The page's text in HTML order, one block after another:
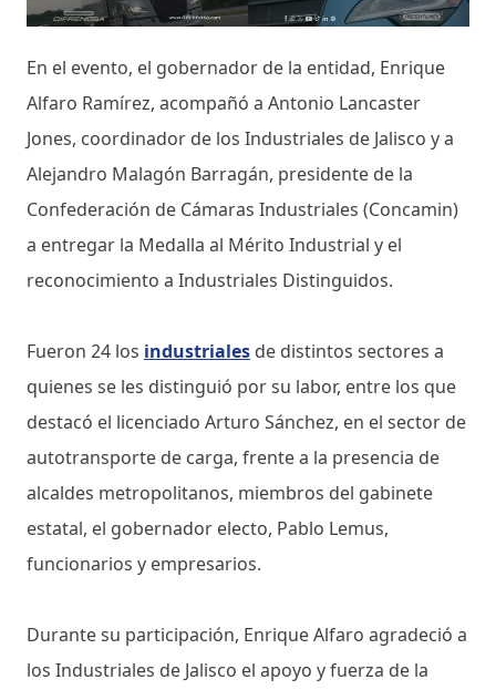
En el evento, el gobernador de la entidad, Enrique
Alfaro Ramírez, acompañó a Antonio Lancaster
Jones, coordinador de los Industriales de Jalisco y a
Alejandro Malagón Barragán, presidente de la
Confederación de Cámaras Industriales (Concamin)
a entregar la Medalla al Mérito Industrial y el
reconocimiento a Industriales Distinguidos.
Fueron 24 los industriales de distintos sectores a
quienes se les distinguió por su labor, entre los que
destacó el licenciado Arturo Sánchez, en el sector de
autotransporte de carga, frente a la presencia de
alcaldes metropolitanos, miembros del gabinete
estatal, el gobernador electo, Pablo Lemus,
funcionarios y empresarios.
Durante su participación, Enrique Alfaro agradeció a
los Industriales de Jalisco el apoyo y fuerza de la